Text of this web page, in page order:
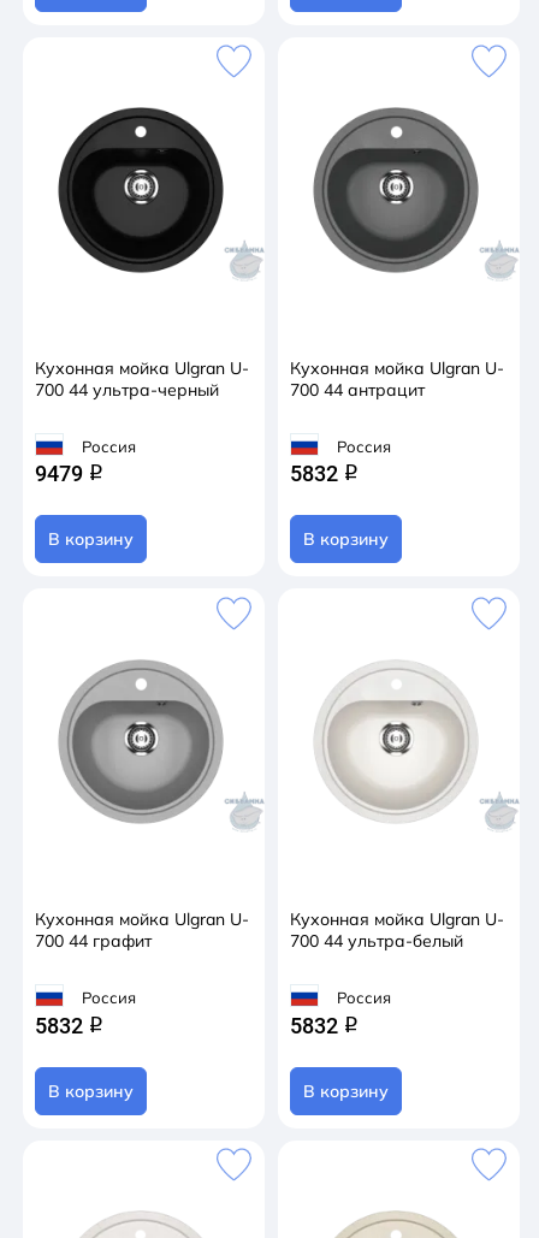
Кухонная мойка Ulgran U-
700 44 ультра-черный
Россия
9479 q
В корзину
Кухонная мойка Ulgran U-
700 44 антрацит
Россия
5832 q
В корзину
Кухонная мойка Ulgran U-
700 44 графит
Россия
5832 q
В корзину
Кухонная мойка Ulgran U-
700 44 ультра-белый
Россия
5832 q
В корзину